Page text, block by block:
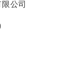
公司